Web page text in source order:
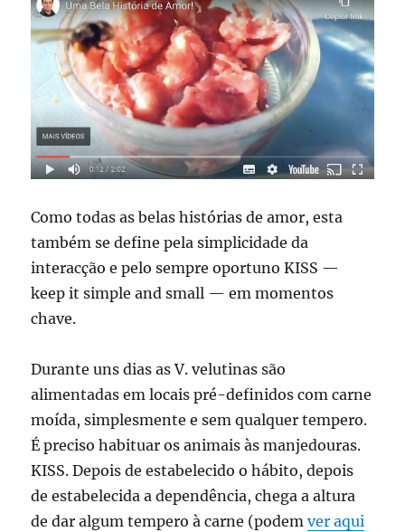
Como todas as belas histórias de amor, esta
também se define pela simplicidade da
interacção e pelo sempre oportuno KISS —
keep it simple and small — em momentos
chave.
Durante uns dias as V. velutinas são
alimentadas em locais pré-definidos com carne
moída, simplesmente e sem qualquer tempero.
É preciso habituar os animais às manjedouras.
KISS. Depois de estabelecido o hábito, depois
de estabelecida a dependência, chega a altura
de dar algum tempero à carne (podemver aqui